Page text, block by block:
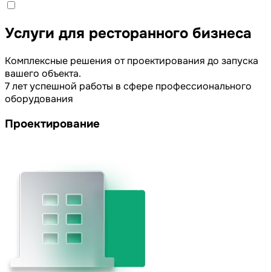
Услуги для ресторанного бизнеса
Комплексные решения от проектирования до запуска
вашего объекта.
7 лет успешной работы в сфере профессионального
оборудования
Проектирование